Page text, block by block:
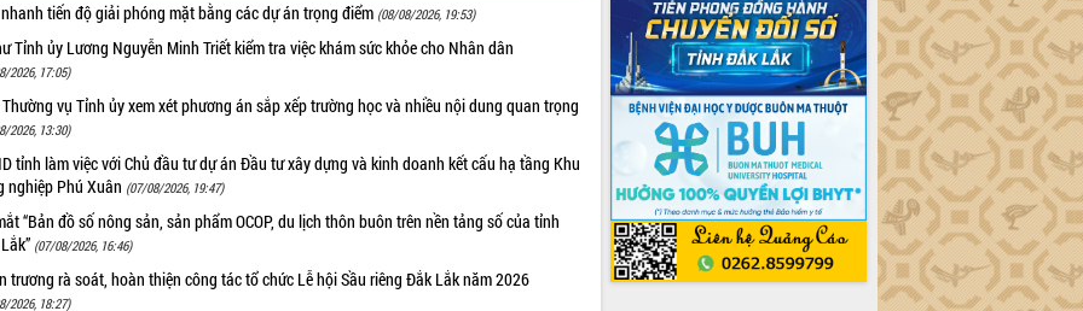
tiến độ giải phóng mặt bằng các dự án trọng điểm (08/08/2026, 19:53)
Tỉnh ủy Lương Nguyễn Minh Triết kiểm tra việc khám sức khỏe cho Nhân dân
2026, 17:05)
vụ Tỉnh ủy xem xét phương án sắp xếp trường học và nhiều nội dung quan trọng
2026, 13:30)
tỉnh làm việc với Chủ đầu tư dự án Đầu tư xây dựng và kinh doanh kết cấu hạ tầng Khu
nghiệp Phú Xuân (07/08/2026, 19:47)
“Bản đồ số nông sản, sản phẩm OCOP, du lịch thôn buôn trên nền tảng số của tỉnh
(07/08/2026, 16:46)
trương rà soát, hoàn thiện công tác tổ chức Lễ hội Sầu riêng Đắk Lắk năm 2026
2026, 18:27)